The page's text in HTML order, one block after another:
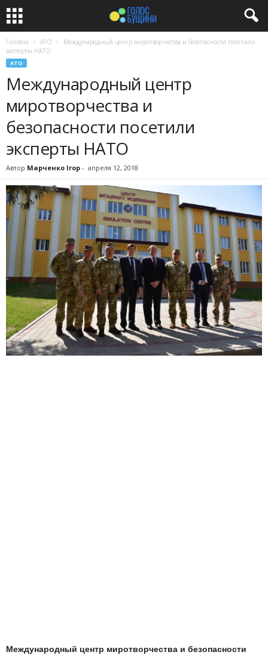
Головна АТО
Международный центр миротворчества и безопасности посетили
эксперты НАТО
АТО
Международный центр
миротворчества и
безопасности посетили
эксперты НАТО
Автор Марченко Ігор - апреля 12, 2018
Международный центр миротворчества и безопасности